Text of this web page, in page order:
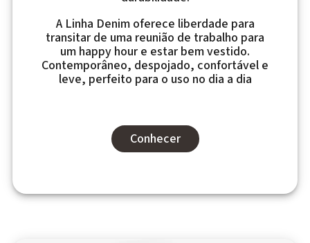
A Linha Denim oferece liberdade para
transitar de uma reunião de trabalho para
um happy hour e estar bem vestido.
Contemporâneo, despojado, confortável e
leve, perfeito para o uso no dia a dia
Conhecer